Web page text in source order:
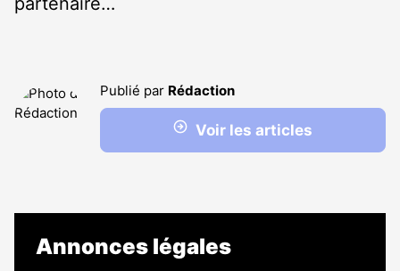
Publié par Rédaction
Voir les articles
Annonces légales